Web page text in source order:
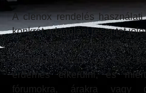
A clenox rendelés
konkrét adagolási receptet
az érdeklődő megértse a
kategóriáról van szó, mire
érdemes elkerülni, és
fórumokra, árakra vagy